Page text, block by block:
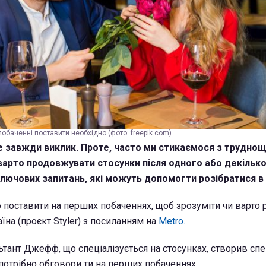
поставити необхідно (фото: freepik.com)
завжди виклик. Проте, часто ми стикаємося з
продовжувати стосунки після одного або
запитань, які можуть допомогти розібратися
поставити на перших побаченнях, щоб зрозуміти чи варто
(проєкт Styler) з посиланням на Metro.
Джефф, що спеціалізується на стосунках, створив